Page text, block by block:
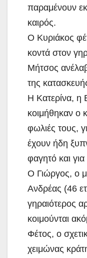
παραμένουν
καιρός.
Ο Κυριάκος
κοντά στον
Μήτσος
της
Η Κατερίνα, η
κοιμήθηκαν ο
φωλιές τους,
έχουν ήδη
φαγητό και για
Ο Γιώργος, ο
Ανδρέας (46
γηραιότερος
κοιμούνται
Φέτος, ο
χειμώνας